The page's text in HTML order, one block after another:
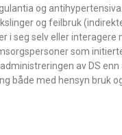
og
og feilbruk
i seg selv eller interagere
som
av DS
både med hensyn bruk